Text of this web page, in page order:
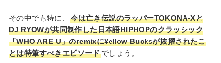
その中でも特に、今は亡き伝説のラッパーTOKONA-Xと
DJ RYOWが共同制作した日本語HIPHOPのクラッシック
「WHO ARE U」のremixに¥ellow Bucksが抜擢されたこ
とは特筆すべきエピソードでしょう。